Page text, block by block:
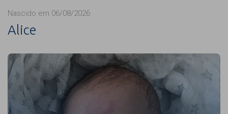
Nascido em 06/08/2026
Alice